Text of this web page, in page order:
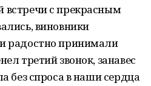
с прекрасным
виновники
радостно принимали
третий звонок, занавес
без спроса в наши сердца